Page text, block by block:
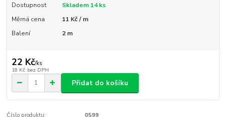
Dostupnost
Skladem 14 ks
Měrná cena
11 Kč / m
Balení
2 m
22 Kč/ks
18 Kč bez DPH
Přidat do košíku
Číslo produktu:
0599